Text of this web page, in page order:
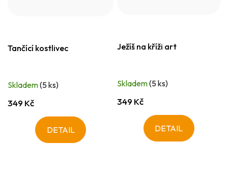
Tančící kostlivec
Skladem(5 ks)
349 Kč
DETAIL
Ježíš na kříži art
Skladem(5 ks)
349 Kč
DETAIL